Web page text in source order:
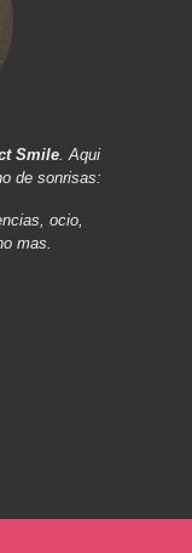
Smile. Aqui
de sonrisas:
ocio,
mas.